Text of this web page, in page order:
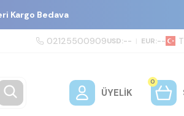
Kargo Bedava
02125500909USD:-- | EUR:--
ÜYELIK
0